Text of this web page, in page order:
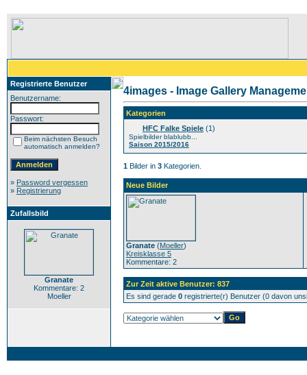
Registrierte Benutzer
Benutzername:
Passwort:
Beim nächsten Besuch
automatisch anmelden?
» Password vergessen
» Registrierung
Zufallsbild
Granate
Kommentare: 2
Moeller
4images - Image Gallery
Kategorien
HFC Falke Spiele (1)
Spielbilder blablubb...
Saison 2015/2016
1 Bilder in 3 Kategorien.
Neue Bilder
Granate (Moeller)
Kreisklasse 5
Kommentare: 2
Zur Zeit aktive Benutzer: 837
Es sind gerade 0 registrierte(r) Benutzer (0 davon